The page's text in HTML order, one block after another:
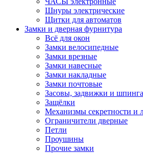
Шнуры электрические
Щитки для автоматов
Замки и дверная фурнитура
Всё для окон
Замки велосипедные
Замки врезные
Замки навесные
Замки накладные
Замки почтовые
Засовы, задвижки и
Защёлки
Механизмы секретности и
Ограничители дверные
Петли
Проушины
Прочие замки